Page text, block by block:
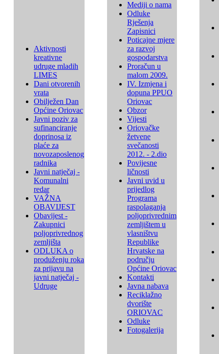
Aktivnosti
kreativne
udruge mladih
LIMES
Dani otvorenih
vrata
Obilježen Dan
Općine Oriovac
Javni poziv za
sufinanciranje
doprinosa iz
plaće za
novozaposlenog
radnika
Javni natječaj -
Komunalni
redar
VAŽNA
OBAVIJEST
Obavijest -
Zakupnici
poljoprivrednog
zemljišta
ODLUKA o
produženju roka
za prijavu na
javni natječaj -
Udruge
Mediji o nama
Odluke
Rješenja
Zapisnici
Poticajne mjere
za razvoj
gospodarstva
Proračun u
malom 2009.
IV. Izmjena i
dopuna PPUO
Oriovac
Obzor
Vijesti
Oriovačke
žetvene
svečanosti
2012. - 2.dio
Povijesne
ličnosti
Javni uvid u
prijedlog
Programa
raspolaganja
poljoprivrednim
zemljištem u
vlasništvu
Republike
Hrvatske na
području
Općine Oriovac
Kontakti
Javna nabava
Reciklažno
dvorište
ORIOVAC
Odluke
Fotogalerija